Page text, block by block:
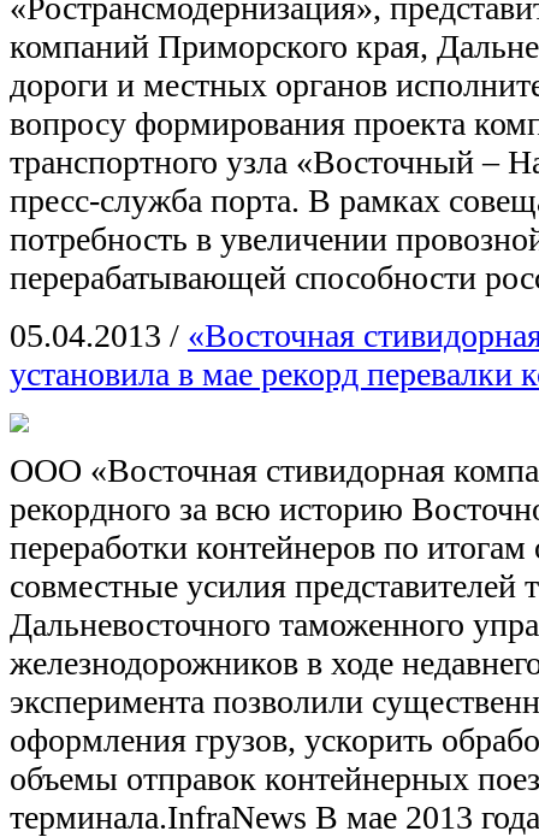
«Ространсмодернизация»,
компаний Приморского края,
дороги и местных органов
вопросу формирования проекта
транспортного узла «Восточный –
пресс-служба порта. В рамках
потребность в увеличении
перерабатывающей способности
05.04.2013 / «Восточная
установила в мае рекорд перевалки
ООО «Восточная стивидорная
рекордного за всю историю
переработки контейнеров по
совместные усилия
Дальневосточного таможенного
железнодорожников в ходе
эксперимента позволили
оформления грузов, ускорить
объемы отправок контейнерных
терминала.InfraNews В мае 2013